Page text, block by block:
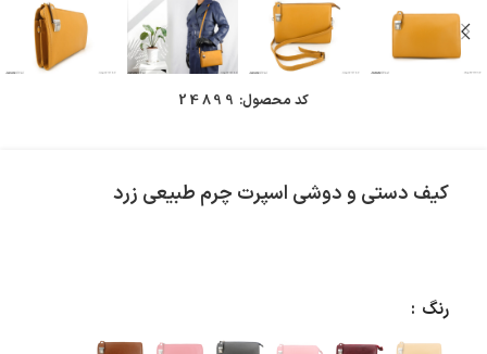
کد محصول: 24899
کیف دستی و دوشی اسپرت چرم طبیعی زرد
رنگ